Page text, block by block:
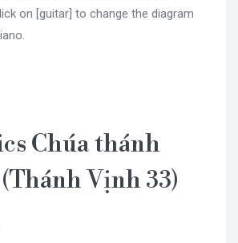
on [guitar] to change the diagram
Chúa thánh
Vịnh 33)